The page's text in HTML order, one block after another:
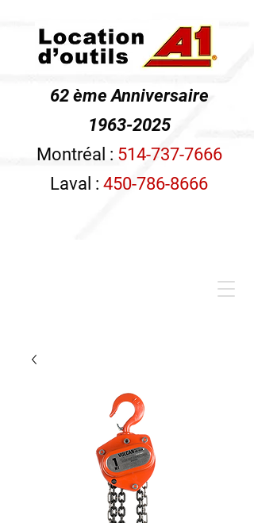
62 ème Anniversaire
1963-2025
Montréal : 514-737-7666
Laval : 450-786-8666